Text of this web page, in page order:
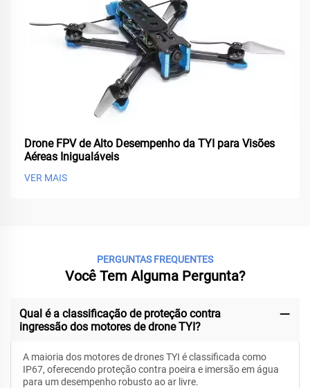
Drone FPV de Alto Desempenho da TYI para Visões
Aéreas Inigualáveis
VER MAIS
PERGUNTAS FREQUENTES
Você Tem Alguma Pergunta?
Qual é a classificação de proteção contra
ingressão dos motores de drone TYI?
A maioria dos motores de drones TYI é classificada como
IP67, oferecendo proteção contra poeira e imersão em água
para um desempenho robusto ao ar livre.